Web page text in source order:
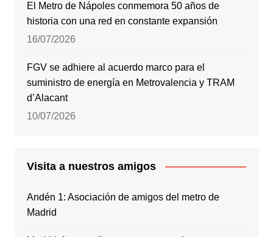
El Metro de Nápoles conmemora 50 años de
historia con una red en constante expansión
16/07/2026
FGV se adhiere al acuerdo marco para el
suministro de energía en Metrovalencia y TRAM
d’Alacant
10/07/2026
Visita a nuestros amigos
Andén 1: Asociación de amigos del metro de
Madrid